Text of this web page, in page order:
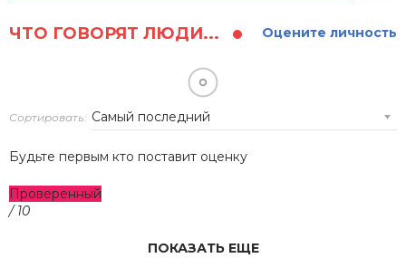
ЧТО ГОВОРЯТ ЛЮДИ... Оцените личность
Сортировать:
Будьте первым кто поставит оценку
Проверенный
/ 10
ПОКАЗАТЬ ЕЩЕ